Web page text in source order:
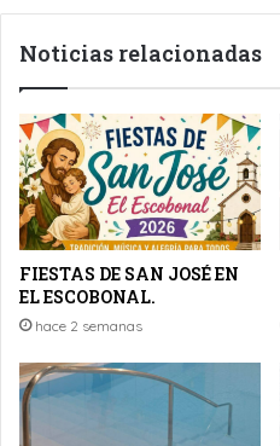
Noticias relacionadas
FIESTAS DE SAN JOSÉ EN
EL ESCOBONAL.
hace 2 semanas